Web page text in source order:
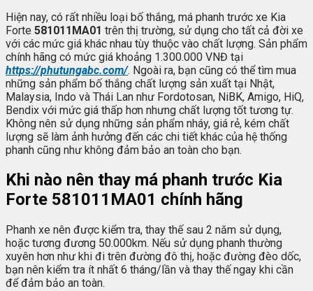
Hiện nay, có rất nhiều loại bố thắng, má phanh trước xe Kia
Forte 581011MA01 trên thị trường, sử dụng cho tất cả đời xe
với các mức giá khác nhau tùy thuộc vào chất lượng. Sản phẩm
chính hãng có mức giá khoảng 1.300.000 VNĐ tại
https://phutungabc.com/. Ngoài ra, bạn cũng có thể tìm mua
những sản phẩm bố thắng chất lượng sản xuất tại Nhật,
Malaysia, Indo và Thái Lan như Fordotosan, NiBK, Amigo, HiQ,
Bendix với mức giá thấp hơn nhưng chất lượng tốt tương tự.
Không nên sử dụng những sản phẩm nháy, giá rẻ, kém chất
lượng sẽ làm ảnh hưởng đến các chi tiết khác của hệ thống
phanh cũng như không đảm bảo an toàn cho bạn.
Khi nào nên thay má phanh trước Kia
Forte 581011MA01 chính hãng
Phanh xe nên được kiểm tra, thay thế sau 2 năm sử dụng,
hoặc tương đương 50.000km. Nếu sử dụng phanh thường
xuyên hơn như khi đi trên đường đô thị, hoặc đường đèo dốc,
bạn nên kiểm tra ít nhất 6 tháng/lần và thay thế ngay khi cần
để đảm bảo an toàn.